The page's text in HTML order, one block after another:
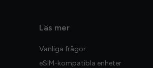
Läs mer
Vanliga frågor
eSIM-kompatibla enheter